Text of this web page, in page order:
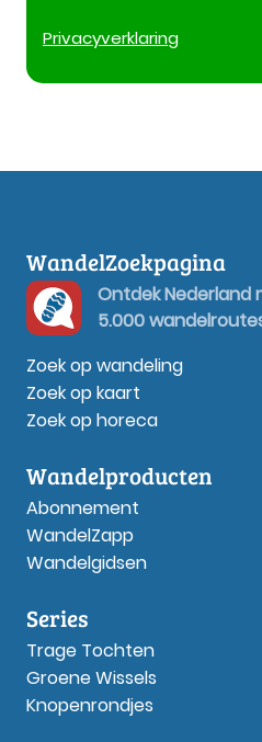
Privacyverklaring
WandelZoekpagina
Ontdek Nederland
5.000
Zoek op wandeling
Zoek op kaart
Zoek op horeca
Wandelproducten
Abonnement
WandelZapp
Wandelgidsen
Series
Trage Tochten
Groene Wissels
Knopenrondjes